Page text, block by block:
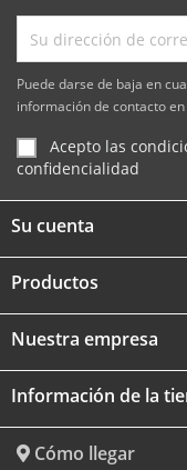
Puede darse de baja en
información de contacto
Acepto las
confidencialidad
Su cuenta
Productos
Nuestra empresa
Información de la
Cómo llegar